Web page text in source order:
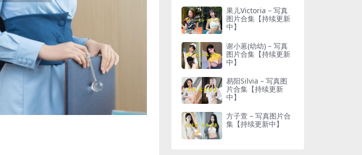
果儿Victoria – 写真
图片合集【持续更新
中】
谢小蒽(幼幼) – 写真
图片合集【持续更新
中】
易阳Silvia – 写真图
片合集【持续更新
中】
方子萱 – 写真图片合
集【持续更新中】